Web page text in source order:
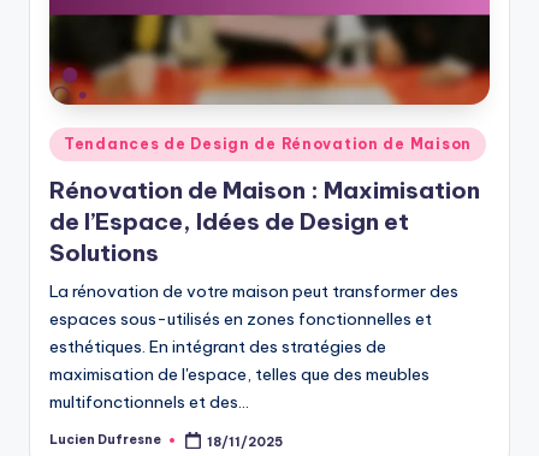
Posted
in
Tendances de Design de Rénovation de Maison
Rénovation de Maison : Maximisation
de l’Espace, Idées de Design et
Solutions
La rénovation de votre maison peut transformer des
espaces sous-utilisés en zones fonctionnelles et
esthétiques. En intégrant des stratégies de
maximisation de l'espace, telles que des meubles
multifonctionnels et des…
Posted
Lucien Dufresne 18/11/2025